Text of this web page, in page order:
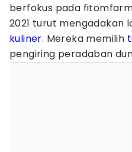
berfokus pada
2021 turut mengadakan
kuliner. Mereka memilih
pengiring peradaban